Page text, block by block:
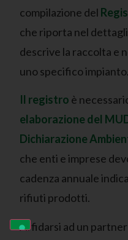
compilazione del
che riporta nel
descrive la raccolta e
uno specifico impianto.
Il registro è
elaborazione del
Dichiarazione
che enti e imprese
cadenza annuale
rifiuti prodotti.
Affidarsi ad un